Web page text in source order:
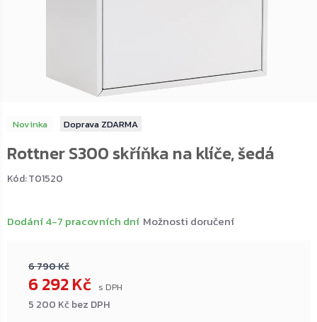
Novinka ZDARMA
Rottner S300 skříňka na klíče, šedá
Kód:T01520
6 790 Kč
6 292 Kč
5 200 Kč bez DPH
Dodání 4-7 pracovních dní Možnosti doručení